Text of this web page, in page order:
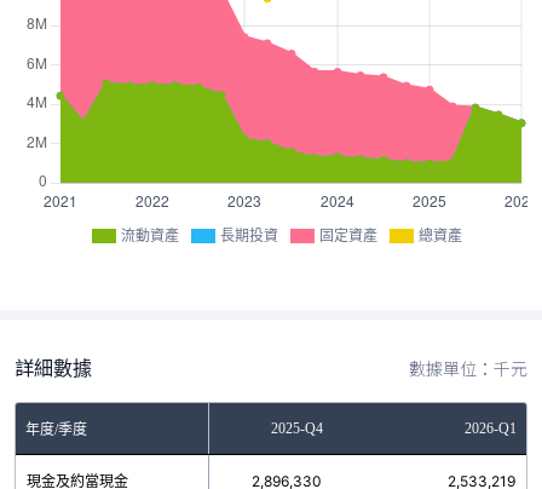
流動資產 長期投資 固定資產 總資產
詳細數據 數據單位：千元
年度/季度2025-Q3 2025-Q4 2026-Q1
現金及約當現金
759,934 2,896,330 2,533,219